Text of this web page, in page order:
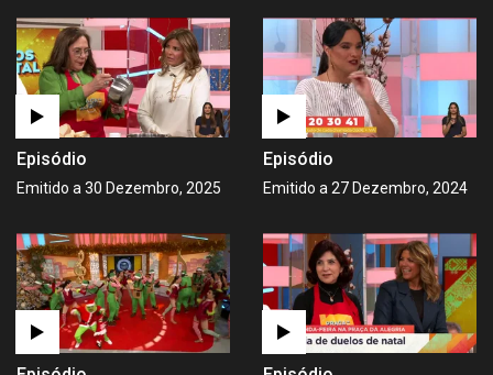
Episódio
Emitido a 30 Dezembro, 2025
Episódio
Emitido a 27 Dezembro, 2024